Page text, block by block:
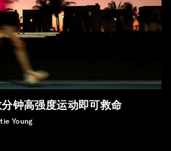
钟高强度运动即可救命
Young